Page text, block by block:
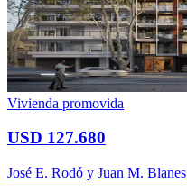
Vivienda promovida
USD 127.680
José E. Rodó y Juan M. Blanes